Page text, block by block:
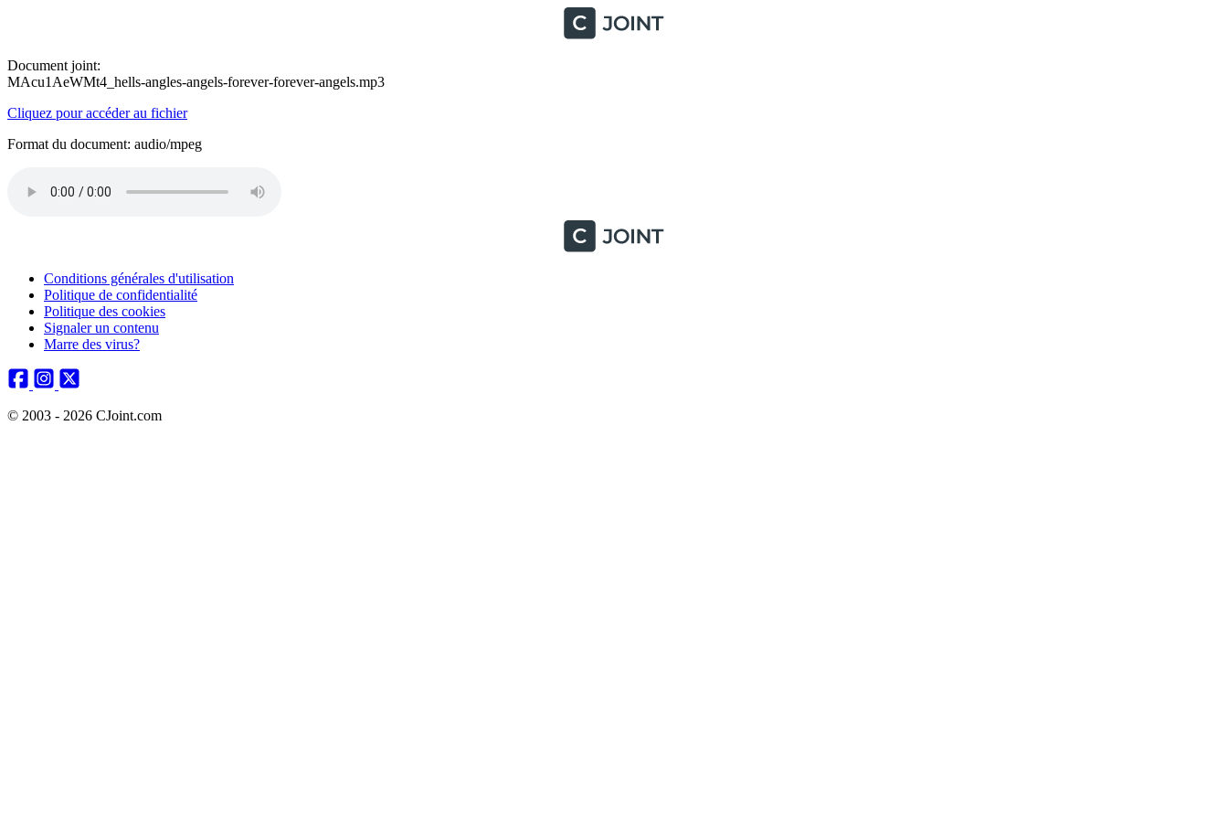
Document joint:
MAcu1AeWMt4_hells-angles-angels-forever-forever-angels.mp3
Cliquez pour accéder au fichier
Format du document: audio/mpeg
Conditions générales d'utilisation
Politique de confidentialité
Politique des cookies
Signaler un contenu
Marre des virus?
© 2003 - 2026 CJoint.com